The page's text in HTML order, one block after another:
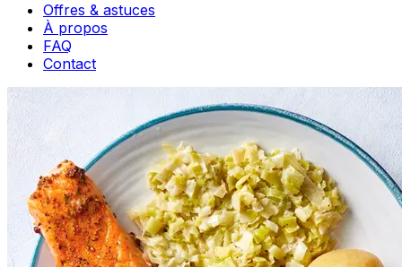
Offres & astuces
À propos
FAQ
Contact